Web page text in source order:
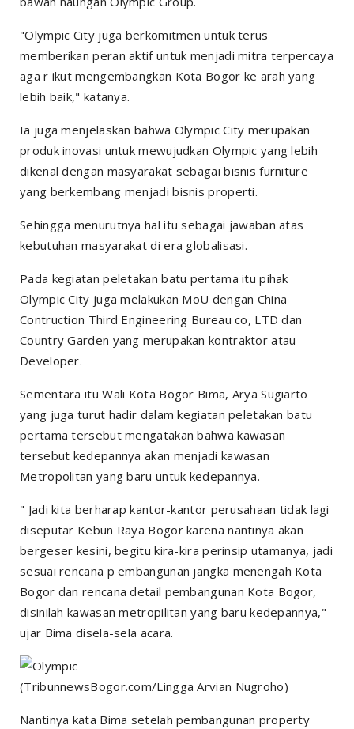
"Olympic City juga berkomitmen untuk terus
memberikan peran aktif untuk menjadi mitra terpercaya
aga r ikut mengembangkan Kota Bogor ke arah yang
lebih baik," katanya.
Ia juga menjelaskan bahwa Olympic City merupakan
produk inovasi untuk mewujudkan Olympic yang lebih
dikenal dengan masyarakat sebagai bisnis furniture
yang berkembang menjadi bisnis properti.
Sehingga menurutnya hal itu sebagai jawaban atas
kebutuhan masyarakat di era globalisasi.
Pada kegiatan peletakan batu pertama itu pihak
Olympic City juga melakukan MoU dengan China
Contruction Third Engineering Bureau co, LTD dan
Country Garden yang merupakan kontraktor atau
Developer.
Sementara itu Wali Kota Bogor Bima, Arya Sugiarto
yang juga turut hadir dalam kegiatan peletakan batu
pertama tersebut mengatakan bahwa kawasan
tersebut kedepannya akan menjadi kawasan
Metropolitan yang baru untuk kedepannya.
" Jadi kita berharap kantor-kantor perusahaan tidak lagi
diseputar Kebun Raya Bogor karena nantinya akan
bergeser kesini, begitu kira-kira perinsip utamanya, jadi
sesuai rencana p embangunan jangka menengah Kota
Bogor dan rencana detail pembangunan Kota Bogor,
disinilah kawasan metropilitan yang baru kedepannya,"
ujar Bima disela-sela acara.
(TribunnewsBogor.com/Lingga Arvian Nugroho)
Nantinya kata Bima setelah pembangunan property